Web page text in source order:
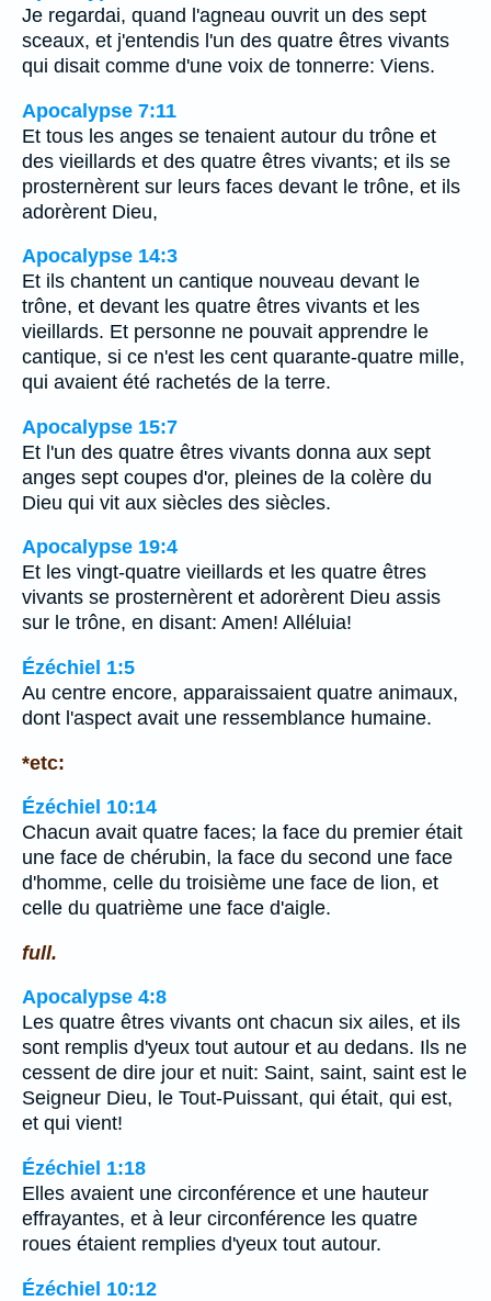
Je regardai, quand l'agneau ouvrit un des sept
sceaux, et j'entendis l'un des quatre êtres vivants
qui disait comme d'une voix de tonnerre: Viens.
Apocalypse 7:11
Et tous les anges se tenaient autour du trône et
des vieillards et des quatre êtres vivants; et ils se
prosternèrent sur leurs faces devant le trône, et ils
adorèrent Dieu,
Apocalypse 14:3
Et ils chantent un cantique nouveau devant le
trône, et devant les quatre êtres vivants et les
vieillards. Et personne ne pouvait apprendre le
cantique, si ce n'est les cent quarante-quatre mille,
qui avaient été rachetés de la terre.
Apocalypse 15:7
Et l'un des quatre êtres vivants donna aux sept
anges sept coupes d'or, pleines de la colère du
Dieu qui vit aux siècles des siècles.
Apocalypse 19:4
Et les vingt-quatre vieillards et les quatre êtres
vivants se prosternèrent et adorèrent Dieu assis
sur le trône, en disant: Amen! Alléluia!
Ézéchiel 1:5
Au centre encore, apparaissaient quatre animaux,
dont l'aspect avait une ressemblance humaine.
*etc:
Ézéchiel 10:14
Chacun avait quatre faces; la face du premier était
une face de chérubin, la face du second une face
d'homme, celle du troisième une face de lion, et
celle du quatrième une face d'aigle.
full.
Apocalypse 4:8
Les quatre êtres vivants ont chacun six ailes, et ils
sont remplis d'yeux tout autour et au dedans. Ils ne
cessent de dire jour et nuit: Saint, saint, saint est le
Seigneur Dieu, le Tout-Puissant, qui était, qui est,
et qui vient!
Ézéchiel 1:18
Elles avaient une circonférence et une hauteur
effrayantes, et à leur circonférence les quatre
roues étaient remplies d'yeux tout autour.
Ézéchiel 10:12